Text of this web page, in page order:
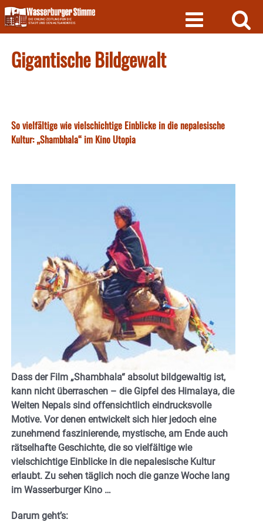
Skip
to
content
Gigantische Bildgewalt
So vielfältige wie vielschichtige Einblicke in die nepalesische
Kultur: „Shambhala“ im Kino Utopia
Dass der Film „Shambhala“ absolut bildgewaltig ist,
kann nicht überraschen – die Gipfel des Himalaya, die
Weiten Nepals sind offensichtlich eindrucksvolle
Motive. Vor denen entwickelt sich hier jedoch eine
zunehmend faszinierende, mystische, am Ende auch
rätselhafte Geschichte, die so vielfältige wie
vielschichtige Einblicke in die nepalesische Kultur
erlaubt. Zu sehen täglich noch die ganze Woche lang
im Wasserburger Kino …
Darum geht’s: